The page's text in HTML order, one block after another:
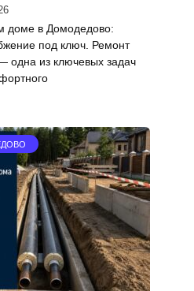
доме в Домодедово:
под ключ. Ремонт
одна из ключевых задач